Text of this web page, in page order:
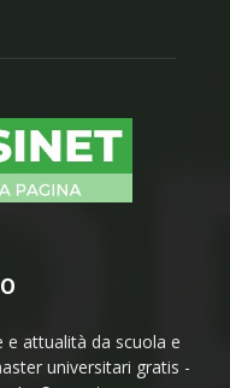
e attualità da scuola e
universitari gratis -